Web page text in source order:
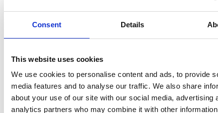
Consent Details
This website uses cookies
We use cookies to personalise content and ads, to provide
media features and to analyse our traffic. We also share
about your use of our site with our social media, advertising
analytics partners who may combine it with other
Drs. L. (Lara) Godschalk
Het kan zijn dat je een volledige afdeling wilt laten bijscholen. Of
je wilt heel specifieke vaardigheden aanleren. In die gevallen
biedt incompany onderwijs uitkomst. Lees verder over